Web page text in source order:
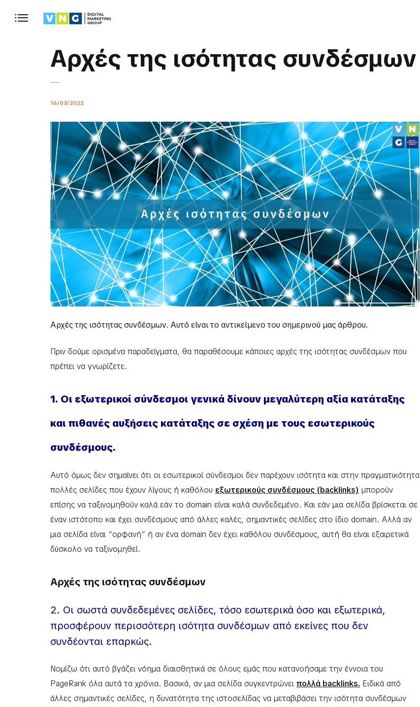
Αρχές της ισότητας συνδέσμων
16/03/2022
Αρχές της ισότητας συνδέσμων. Αυτό είναι το αντικείμενο του σημερινού μας άρθρου.
Πριν δούμε ορισμένα παραδείγματα, θα παραθέσουμε κάποιες αρχές της ισότητας συνδέσμων που
πρέπει να γνωρίζετε.
1. Οι εξωτερικοί σύνδεσμοι γενικά δίνουν μεγαλύτερη αξία κατάταξης
και πιθανές αυξήσεις κατάταξης σε σχέση με τους εσωτερικούς
συνδέσμους.
Αυτό όμως δεν σημαίνει ότι οι εσωτερικοί σύνδεσμοι δεν παρέχουν ισότητα και στην πραγματικότητα
πολλές σελίδες που έχουν λίγους ή καθόλου εξωτερικούς συνδέσμους (backlinks) μπορούν
επίσης να ταξινομηθούν καλά εάν το domain είναι καλά συνδεδεμένο. Και εάν μια σελίδα βρίσκεται σε
έναν ιστότοπο και έχει συνδέσμους από άλλες καλές, σημαντικές σελίδες στο ίδιο domain. Αλλά αν
μια σελίδα είναι “ορφανή” ή αν ένα domain δεν έχει καθόλου συνδέσμους, αυτή θα είναι εξαιρετικά
δύσκολο να ταξινομηθεί.
Αρχές της ισότητας συνδέσμων
2. Οι σωστά συνδεδεμένες σελίδες, τόσο εσωτερικά όσο και εξωτερικά,
προσφέρουν περισσότερη ισότητα συνδέσμων από εκείνες που δεν
συνδέονται επαρκώς.
Νομίζω ότι αυτό βγάζει νόημα διαισθητικά σε όλους εμάς που κατανοήσαμε την έννοια του
PageRank όλα αυτά τα χρόνια. Βασικά, αν μια σελίδα συγκεντρώνει πολλά backlinks. Ειδικά από
άλλες σημαντικές σελίδες, η δυνατότητα της ιστοσελίδας να μεταβιβάσει την ισότητα συνδέσμων